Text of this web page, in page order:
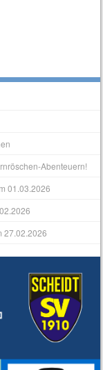
01.03.2026
27.02.2026